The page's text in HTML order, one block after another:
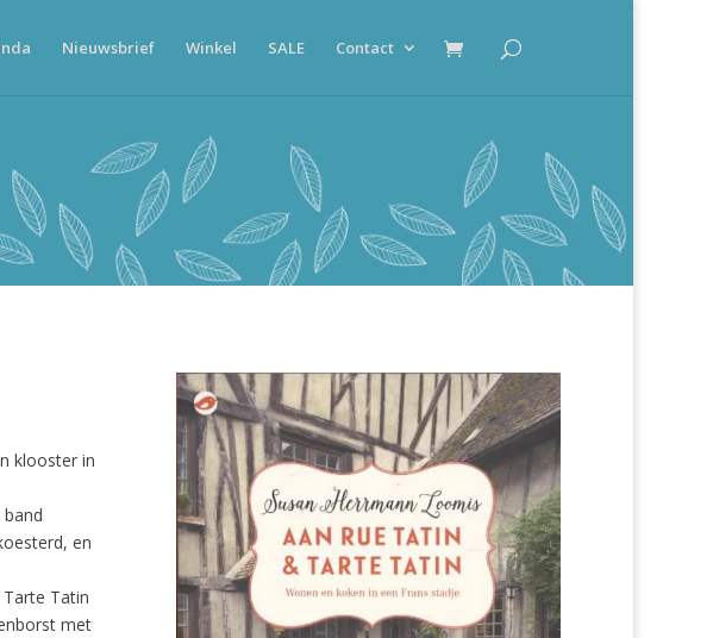
Nieuwsbrief Winkel SALE Contact
klooster in
en
Tatin
met